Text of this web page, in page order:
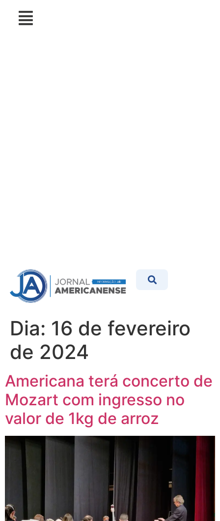
Dia: 16 de fevereiro
de 2024
Americana terá concerto de
Mozart com ingresso no
valor de 1kg de arroz